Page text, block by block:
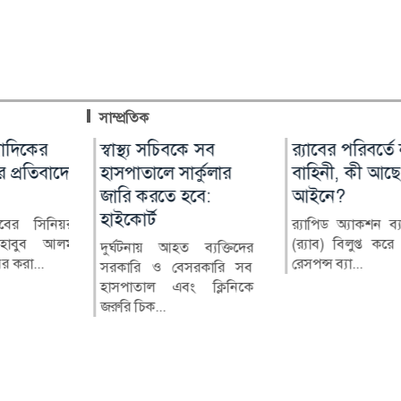
সাম্প্রতিক
সিনিয়র
আলম
করা...
বোয়ালমারীতে
নিয়মবহির্ভূতভাবে
বিদ্যালয়ের মালামাল
বিক্রির অভিযোগ
ফরিদপুরের বোয়ালমারী
উপজেলার গোহাইলবাড়ী
মাধ্যমিক বিদ্যালয়ের টেন্ডারের
বাইরে থা...
বিপ্লবের দুই
স্বস্তি ফিরেনি
মানুষের জীবনে:
ইসলাম
জুলাই
পরও সাধারণ
সদস্যরা
শেখ
পতনের
সদস্য ও
স্বাস্থ্য সচিবকে সব
হাসপাতালে সার্কুলার
জারি করতে হবে:
হাইকোর্ট
দুর্ঘটনায় আহত ব্যক্তিদের
সরকারি ও বেসরকারি সব
হাসপাতাল এবং ক্লিনিকে
জরুরি চিক...
র‍্যাবের পরিবর্তে
বাহিনী, কী
আইনে?
র‍্যাপিড অ্যাকশন
(র‍্যাব) বিলুপ্ত করে
রেসপন্স ব্যা...